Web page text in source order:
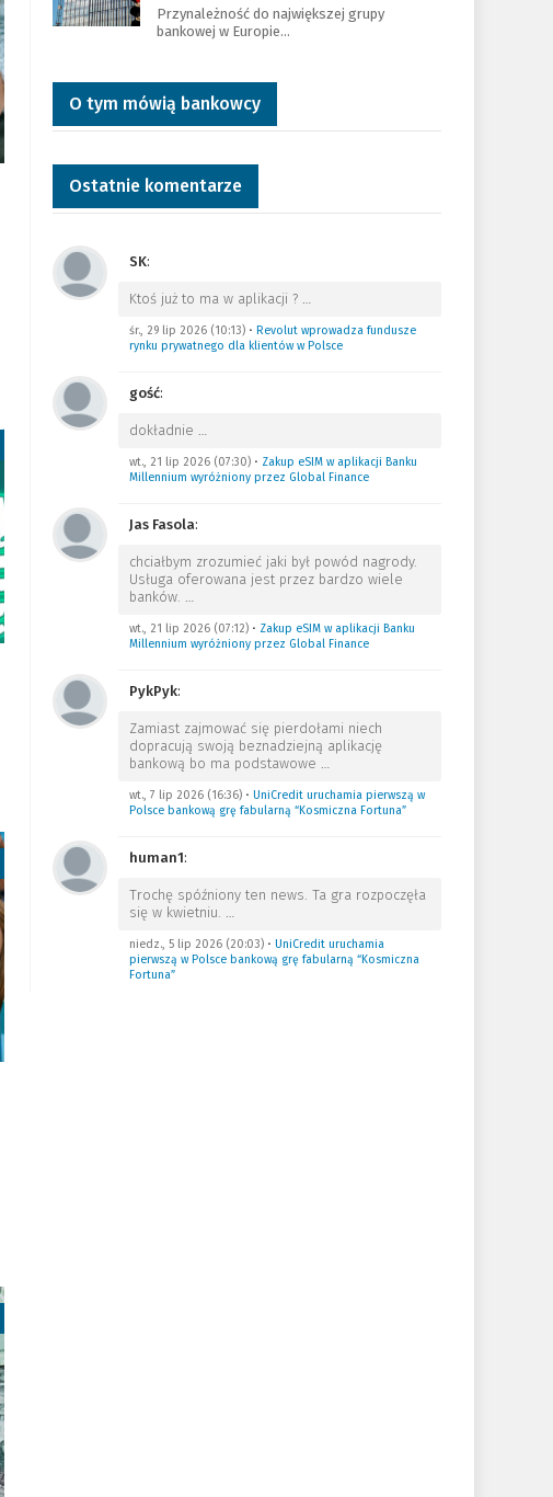
Przynależność do największej grupy
bankowej w Europie…
O tym mówią bankowcy
Ostatnie komentarze
SK:
Ktoś już to ma w aplikacji ? …
śr., 29 lip 2026 (10:13)• Revolut wprowadza fundusze
rynku prywatnego dla klientów w Polsce
gość:
dokładnie …
wt., 21 lip 2026 (07:30)• Zakup eSIM w aplikacji Banku
Millennium wyróżniony przez Global Finance
Jas Fasola:
chciałbym zrozumieć jaki był powód nagrody.
Usługa oferowana jest przez bardzo wiele
banków. …
wt., 21 lip 2026 (07:12)• Zakup eSIM w aplikacji Banku
Millennium wyróżniony przez Global Finance
PykPyk:
Zamiast zajmować się pierdołami niech
dopracują swoją beznadziejną aplikację
bankową bo ma podstawowe …
wt., 7 lip 2026 (16:36)• UniCredit uruchamia pierwszą w
Polsce bankową grę fabularną “Kosmiczna Fortuna”
human1:
Trochę spóźniony ten news. Ta gra rozpoczęła
się w kwietniu. …
niedz., 5 lip 2026 (20:03)• UniCredit uruchamia
pierwszą w Polsce bankową grę fabularną “Kosmiczna
Fortuna”